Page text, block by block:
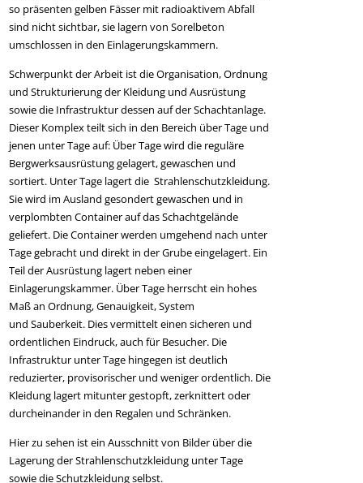
so präsenten gelben Fässer mit radioaktivem Abfall
sind nicht sichtbar, sie lagern von Sorelbeton
umschlossen in den Einlagerungskammern.
Schwerpunkt der Arbeit ist die Organisation, Ordnung
und Strukturierung der Kleidung und Ausrüstung
sowie die Infrastruktur dessen auf der Schachtanlage.
Dieser Komplex teilt sich in den Bereich über Tage und
jenen unter Tage auf: Über Tage wird die reguläre
Bergwerksausrüstung gelagert, gewaschen und
sortiert. Unter Tage lagert die Strahlenschutzkleidung.
Sie wird im Ausland gesondert gewaschen und in
verplombten Container auf das Schachtgelände
geliefert. Die Container werden umgehend nach unter
Tage gebracht und direkt in der Grube eingelagert. Ein
Teil der Ausrüstung lagert neben einer
Einlagerungskammer. Über Tage herrscht ein hohes
Maß an Ordnung, Genauigkeit, System
und Sauberkeit. Dies vermittelt einen sicheren und
ordentlichen Eindruck, auch für Besucher. Die
Infrastruktur unter Tage hingegen ist deutlich
reduzierter, provisorischer und weniger ordentlich. Die
Kleidung lagert mitunter gestopft, zerknittert oder
durcheinander in den Regalen und Schränken.
Hier zu sehen ist ein Ausschnitt von Bilder über die
Lagerung der Strahlenschutzkleidung unter Tage
sowie die Schutzkleidung selbst.